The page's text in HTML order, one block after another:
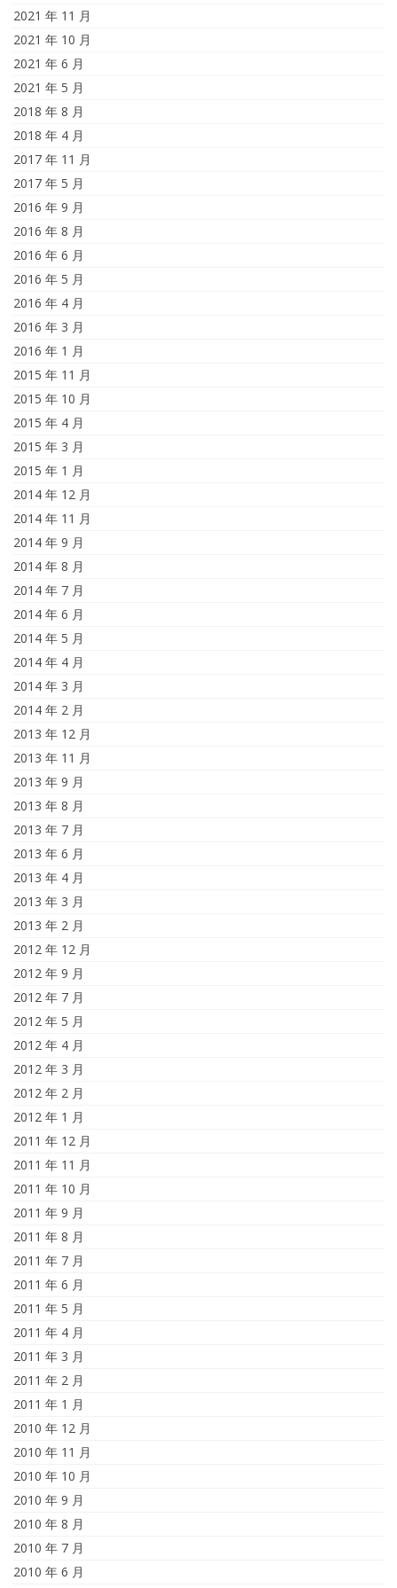
2021 年 11 月
2021 年 10 月
2021 年 6 月
2021 年 5 月
2018 年 8 月
2018 年 4 月
2017 年 11 月
2017 年 5 月
2016 年 9 月
2016 年 8 月
2016 年 6 月
2016 年 5 月
2016 年 4 月
2016 年 3 月
2016 年 1 月
2015 年 11 月
2015 年 10 月
2015 年 4 月
2015 年 3 月
2015 年 1 月
2014 年 12 月
2014 年 11 月
2014 年 9 月
2014 年 8 月
2014 年 7 月
2014 年 6 月
2014 年 5 月
2014 年 4 月
2014 年 3 月
2014 年 2 月
2013 年 12 月
2013 年 11 月
2013 年 9 月
2013 年 8 月
2013 年 7 月
2013 年 6 月
2013 年 4 月
2013 年 3 月
2013 年 2 月
2012 年 12 月
2012 年 9 月
2012 年 7 月
2012 年 5 月
2012 年 4 月
2012 年 3 月
2012 年 2 月
2012 年 1 月
2011 年 12 月
2011 年 11 月
2011 年 10 月
2011 年 9 月
2011 年 8 月
2011 年 7 月
2011 年 6 月
2011 年 5 月
2011 年 4 月
2011 年 3 月
2011 年 2 月
2011 年 1 月
2010 年 12 月
2010 年 11 月
2010 年 10 月
2010 年 9 月
2010 年 8 月
2010 年 7 月
2010 年 6 月